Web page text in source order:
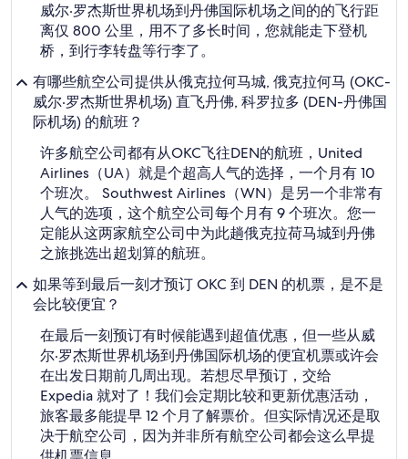
威尔·罗杰斯世界机场到丹佛国际机场之间的的飞行距
离仅 800 公里，用不了多长时间，您就能走下登机
桥，到行李转盘等行李了。
有哪些航空公司提供从俄克拉何马城, 俄克拉何马 (OKC-
威尔·罗杰斯世界机场) 直飞丹佛, 科罗拉多 (DEN-丹佛国
际机场) 的航班？
许多航空公司都有从OKC飞往DEN的航班，United
Airlines（UA）就是个超高人气的选择，一个月有 10
个班次。 Southwest Airlines（WN）是另一个非常有
人气的选项，这个航空公司每个月有 9 个班次。您一
定能从这两家航空公司中为此趟俄克拉荷马城到丹佛
之旅挑选出超划算的航班。
如果等到最后一刻才预订 OKC 到 DEN 的机票，是不是
会比较便宜？
在最后一刻预订有时候能遇到超值优惠，但一些从威
尔·罗杰斯世界机场到丹佛国际机场的便宜机票或许会
在出发日期前几周出现。若想尽早预订，交给
Expedia 就对了！我们会定期比较和更新优惠活动，
旅客最多能提早 12 个月了解票价。但实际情况还是取
决于航空公司，因为并非所有航空公司都会这么早提